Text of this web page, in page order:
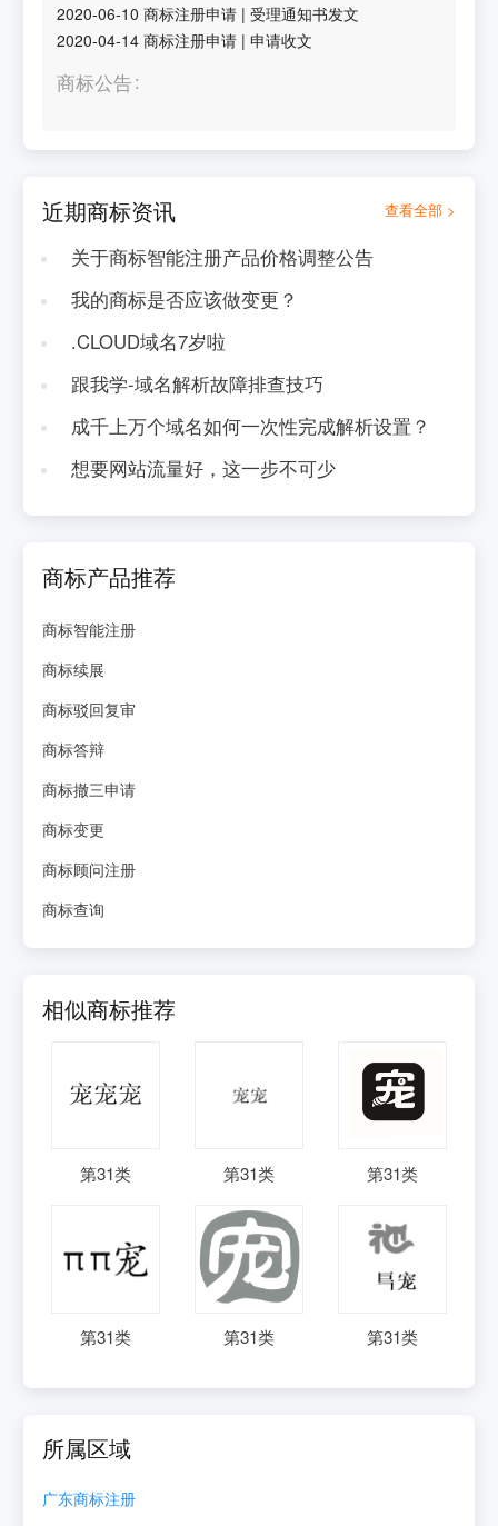
2020-06-10 商标注册申请 |受理通知书发文
2020-04-14 商标注册申请 |申请收文
商标公告
近期商标资讯 查看全部 >
关于商标智能注册产品价格调整公告
我的商标是否应该做变更？
.CLOUD域名7岁啦
跟我学-域名解析故障排查技巧
成千上万个域名如何一次性完成解析设置？
想要网站流量好，这一步不可少
商标产品推荐
商标智能注册
商标续展
商标驳回复审
商标答辩
商标撤三申请
商标变更
商标顾问注册
商标查询
相似商标推荐
第31类 第31类 第31类
第31类 第31类 第31类
所属区域
广东商标注册